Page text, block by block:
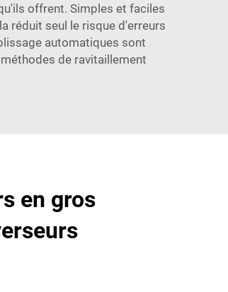
offrent. Simples et faciles
réduit seul le risque d'erreurs
automatiques sont
de ravitaillement
en gros